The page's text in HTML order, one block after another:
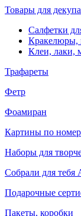
Товары для
Салфетки
Кракелюры,
Клеи, лаки,
Трафареты
Фетр
Фоамиран
Картины по
Наборы для
Собрали для тебя
Подарочные
Пакеты, коробки